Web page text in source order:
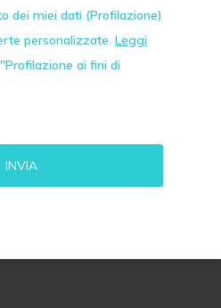
dei miei dati (Profilazione)
personalizzate. Leggi
ai fini di